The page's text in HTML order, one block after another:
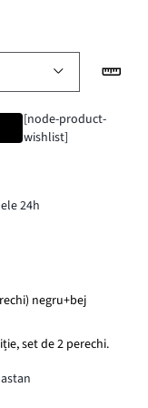
[node-product-
wishlist]
24h
negru+bej
set de 2 perechi.